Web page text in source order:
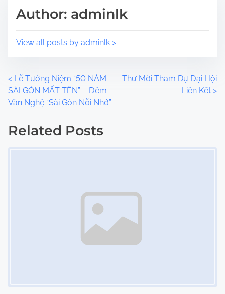
o
o
Author: adminlk
View all posts by adminlk >
P
o
s
< Lễ Tưởng Niệm “50 NĂM
SÀI GÒN MẤT TÊN” – Đêm
Văn Nghệ “Sài Gòn Nỗi Nhớ”
Thư Mời Tham Dự Đại Hội
Liên Kết >
Related Posts